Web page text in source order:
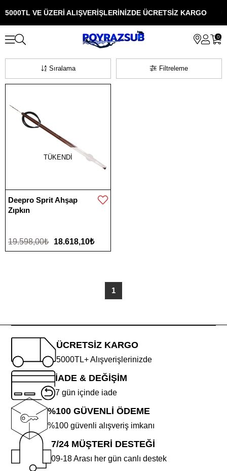
5000TL VE ÜZERİ ALIŞVERİŞLERİNİZDE ÜCRETSİZ KARGO
0
Filtreleme
Sıralama
TÜKENDI
Deepro Sprit Ahşap
Zıpkın
18.618,10₺
19.598,00₺
1
ÜCRETSİZ KARGO
5000TL+ Alışverişlerinizde
İADE & DEĞİŞİM
7 gün içinde iade
%100 GÜVENLİ ÖDEME
%100 güvenli alışveriş imkanı
7/24 MÜŞTERİ DESTEĞİ
09-18 Arası her gün canlı destek